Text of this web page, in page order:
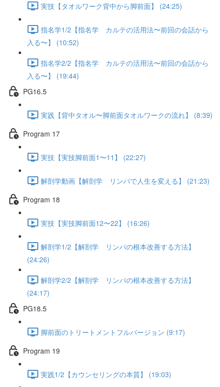
実技【タオルワーク背中から脚前面】 (24:25)
指名学1/2【指名学 カルテの活用法〜前回の会話から
入る〜】 (10:52)
指名学2/2【指名学 カルテの活用法〜前回の会話から
入る〜】 (19:44)
PG16.5
実践【背中タオル〜脚前面タオルワークの流れ】 (8:39)
Program 17
実技【実技脚前面1〜11】 (22:27)
解剖学動画【解剖学 リンパで人生を変える】 (21:23)
Program 18
実技【実技脚前面12〜22】 (16:26)
解剖学1/2【解剖学 リンパの根本改善する方法】
(24:26)
解剖学2/2【解剖学 リンパの根本改善する方法】
(24:17)
PG18.5
脚前面のトリートメントフルバージョン (9:17)
Program 19
実践1/2【カウンセリングの本質】 (19:03)